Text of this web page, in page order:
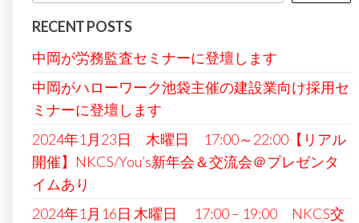
RECENT POSTS
中岡が労務監査セミナーに登壇します
中岡がハローワーク池袋主催の建設業向け採用セ
ミナーに登壇します
2024年1月23日 木曜日 17:00～22:00【リアル
開催】NKCS/You’s新年会＆交流会＠プレゼンタ
イムあり
2024年1月16日 木曜日 17:00 – 19:00 NKCS交